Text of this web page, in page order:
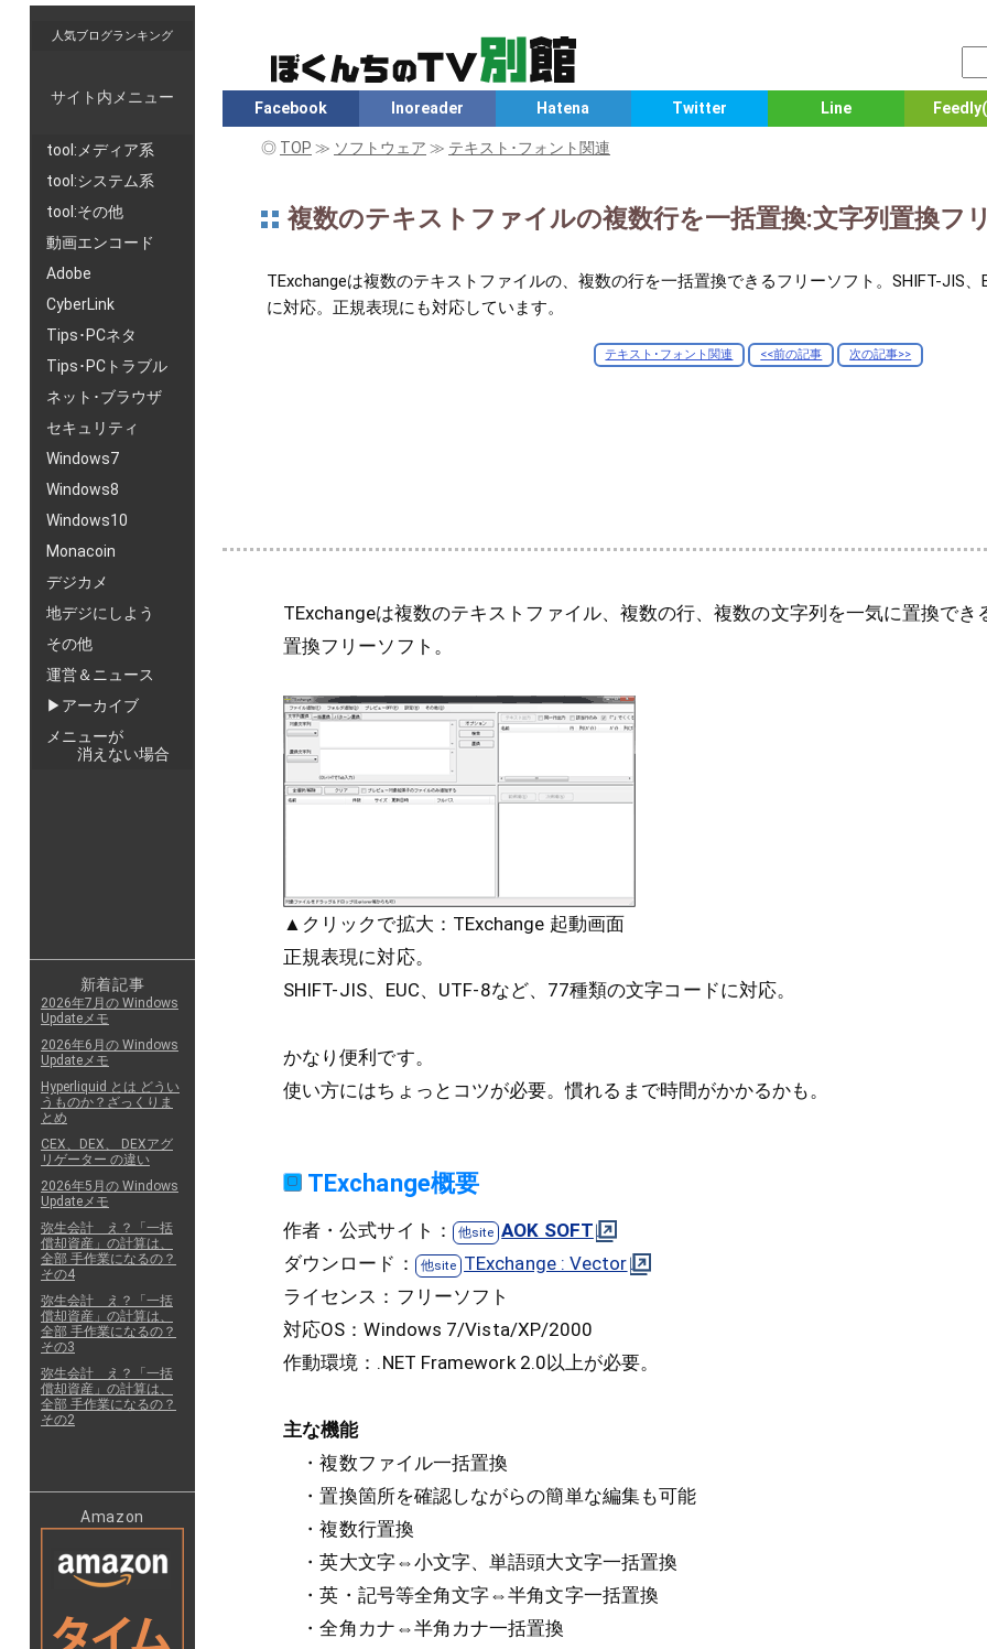
人気ブログランキング
サイト内メニュー
tool:メディア系
tool:システム系
tool:その他
動画エンコード
Adobe
CyberLink
Tips･PCネタ
Tips･PCトラブル
ネット･ブラウザ
セキュリティ
Windows7
Windows8
Windows10
Monacoin
デジカメ
地デジにしよう
その他
運営＆ニュース
▶アーカイブ
メニューが
消えない場合
Facebook Inoreader Hatena Twitter Line
◎ TOP ≫ ソフトウェア ≫ テキスト･フォント関連
複数のテキストファイルの複数行を一括置換:文字列置換フ
TExchangeは複数のテキストファイルの、複数の行を一括置換できるフリーソフト。SHIFT-JIS、
に対応。正規表現にも対応しています。
テキスト･フォント関連 <<前の記事 次の記事>>
TExchangeは複数のテキストファイル、複数の行、複数の文字列を一気に置換でき
置換フリーソフト。
▲クリックで拡大：TExchange 起動画面
正規表現に対応。
SHIFT-JIS、EUC、UTF-8など、77種類の文字コードに対応。
かなり便利です。
使い方にはちょっとコツが必要。慣れるまで時間がかかるかも。
TExchange概要
作者・公式サイト：
AOK SOFT
ダウンロード：
TExchange : Vector
ライセンス：フリーソフト
対応OS：Windows 7/Vista/XP/2000
作動環境：.NET Framework 2.0以上が必要。
主な機能
・複数ファイル一括置換
・置換箇所を確認しながらの簡単な編集も可能
・複数行置換
・英大文字⇔小文字、単語頭大文字一括置換
・英・記号等全角文字⇔半角文字一括置換
・全角カナ⇔半角カナ一括置換
新着記事
2026年7月の Windows
Updateメモ
2026年6月の Windows
Updateメモ
Hyperliquid とは どうい
うものか？ざっくりま
とめ
CEX、DEX、 DEXアグ
リゲーター の違い
2026年5月の Windows
Updateメモ
弥生会計 え？「一括
償却資産」の計算は、
全部 手作業になるの？
その4
弥生会計 え？「一括
償却資産」の計算は、
全部 手作業になるの？
その3
弥生会計 え？「一括
償却資産」の計算は、
全部 手作業になるの？
その2
Amazon